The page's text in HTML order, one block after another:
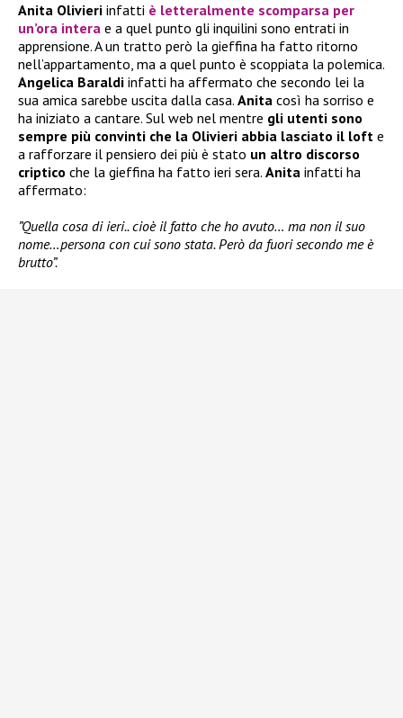
Anita Olivieri infatti è letteralmente scomparsa per
un’ora intera e a quel punto gli inquilini sono entrati in
apprensione. A un tratto però la gieffina ha fatto ritorno
nell’appartamento, ma a quel punto è scoppiata la polemica.
Angelica Baraldi infatti ha affermato che secondo lei la
sua amica sarebbe uscita dalla casa. Anita così ha sorriso e
ha iniziato a cantare. Sul web nel mentre gli utenti sono
sempre più convinti che la Olivieri abbia lasciato il loft e
a rafforzare il pensiero dei più è stato un altro discorso
criptico che la gieffina ha fatto ieri sera. Anita infatti ha
affermato:
”Quella cosa di ieri.. cioè il fatto che ho avuto… ma non il suo
nome…persona con cui sono stata. Però da fuori secondo me è
brutto”.